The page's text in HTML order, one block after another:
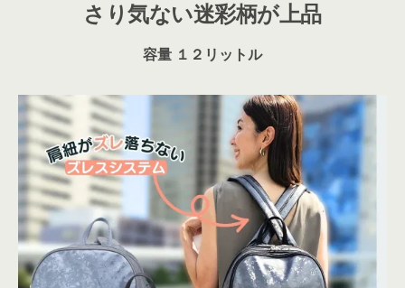
さり気ない迷彩柄が上品
容量 １２リットル